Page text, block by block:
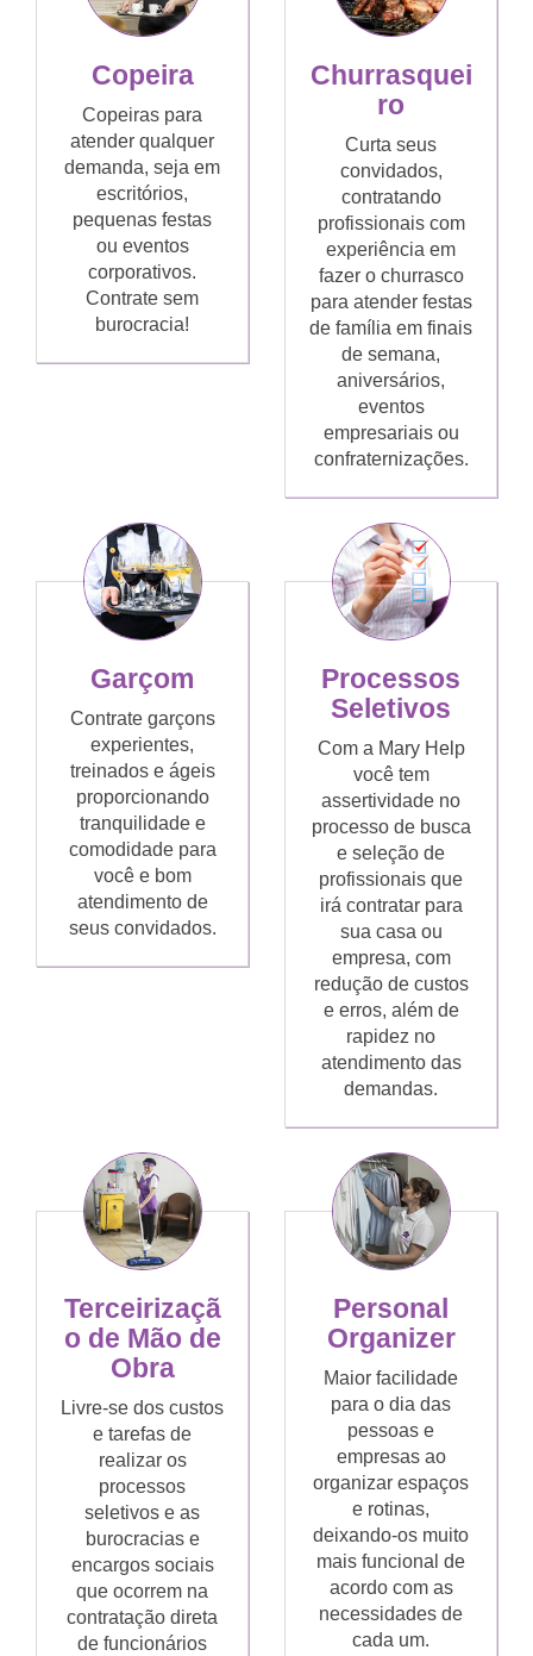
Copeira
Copeiras para
atender qualquer
demanda, seja em
escritórios,
pequenas festas
ou eventos
corporativos.
Contrate sem
burocracia!
Churrasquei
ro
Curta seus
convidados,
contratando
profissionais com
experiência em
fazer o churrasco
para atender festas
de família em finais
de semana,
aniversários,
eventos
empresariais ou
confraternizações.
Garçom
Contrate garçons
experientes,
treinados e ágeis
proporcionando
tranquilidade e
comodidade para
você e bom
atendimento de
seus convidados.
Processos
Seletivos
Com a Mary Help
você tem
assertividade no
processo de busca
e seleção de
profissionais que
irá contratar para
sua casa ou
empresa, com
redução de custos
e erros, além de
rapidez no
atendimento das
demandas.
Terceirizaçã
o de Mão de
Obra
Livre-se dos custos
e tarefas de
realizar os
processos
seletivos e as
burocracias e
encargos sociais
que ocorrem na
contratação direta
de funcionários
Personal
Organizer
Maior facilidade
para o dia das
pessoas e
empresas ao
organizar espaços
e rotinas,
deixando-os muito
mais funcional de
acordo com as
necessidades de
cada um.